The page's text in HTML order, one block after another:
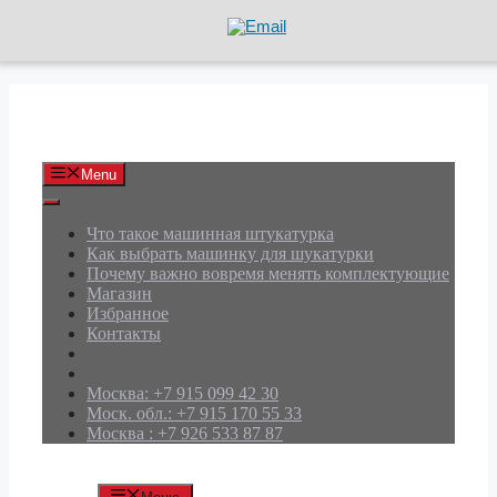
Menu
Что такое машинная штукатурка
Как выбрать машинку для шукатурки
Почему важно вовремя менять комплектующие
Магазин
Избранное
Контакты
Москва: +7 915 099 42 30
Моск. обл.: +7 915 170 55 33
Москва : +7 926 533 87 87